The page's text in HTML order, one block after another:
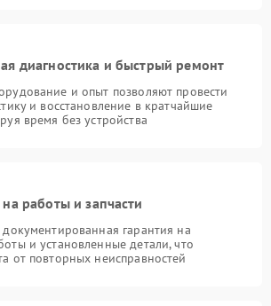
диагностика и быстрый ремонт
и опыт позволяют провести
и восстановление в кратчайшие
время без устройства
на работы и запчасти
документированная гарантия на
и установленные детали, что
от повторных неисправностей